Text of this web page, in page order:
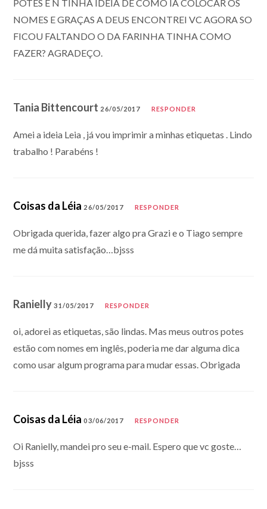
POTES E N TINHA IDEIA DE COMO IA COLOCAR OS
NOMES E GRAÇAS A DEUS ENCONTREI VC AGORA SO
FICOU FALTANDO O DA FARINHA TINHA COMO
FAZER? AGRADEÇO.
Tania Bittencourt 26/05/2017 RESPONDER
Amei a ideia Leia , já vou imprimir a minhas etiquetas . Lindo
trabalho ! Parabéns !
Coisas da Léia 26/05/2017 RESPONDER
Obrigada querida, fazer algo pra Grazi e o Tiago sempre
me dá muita satisfação…bjsss
Ranielly31/05/2017 RESPONDER
oi, adorei as etiquetas, são lindas. Mas meus outros potes
estão com nomes em inglês, poderia me dar alguma dica
como usar algum programa para mudar essas. Obrigada
Coisas da Léia 03/06/2017 RESPONDER
Oi Ranielly, mandei pro seu e-mail. Espero que vc goste…
bjsss